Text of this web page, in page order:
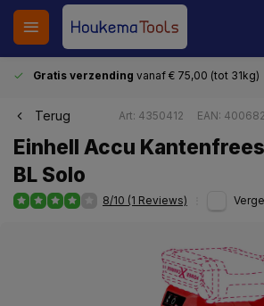
Gratis verzending vanaf € 75,00 (tot 31kg)
Terug Art: 4350412 EAN:
Einhell Accu
BL Solo
8/10 (1 Reviews)